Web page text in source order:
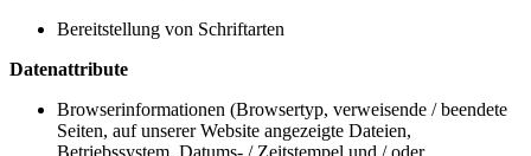
Bereitstellung von Schriftarten
Datenattribute
Browserinformationen (Browsertyp, verweisende / beendete
Seiten, auf unserer Website angezeigte Dateien,
Betriebssystem, Datums- / Zeitstempel und / oder